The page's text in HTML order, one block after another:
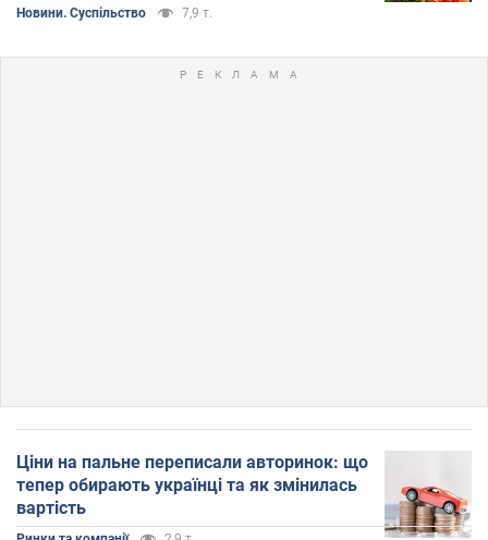
Ціни на пальне переписали авторинок: що
тепер обирають українці та як змінилась
вартість
Новини. Суспільство 7,9 т.